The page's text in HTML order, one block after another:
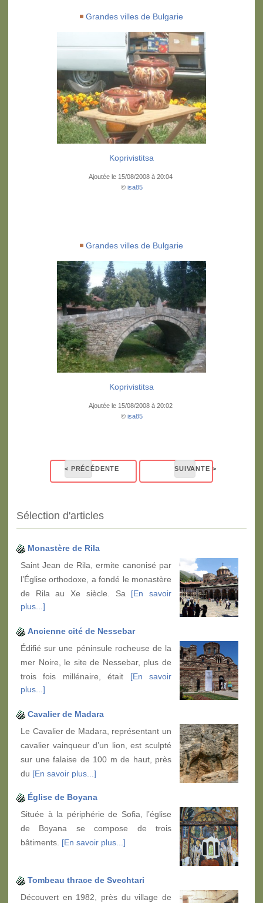
Grandes villes de Bulgarie
Koprivistitsa
Ajoutée le 15/08/2008 à 20:04
© isa85
Grandes villes de Bulgarie
Koprivistitsa
Ajoutée le 15/08/2008 à 20:02
© isa85
Sélection d'articles
Monastère de Rila
Saint Jean de Rila, ermite canonisé par
l’Église orthodoxe, a fondé le monastère
de Rila au Xe siècle. Sa [En savoir
plus...]
Ancienne cité de Nessebar
Édifié sur une péninsule rocheuse de la
mer Noire, le site de Nessebar, plus de
trois fois millénaire, était [En savoir
plus...]
Cavalier de Madara
Le Cavalier de Madara, représentant un
cavalier vainqueur d’un lion, est sculpté
sur une falaise de 100 m de haut, près
du [En savoir plus...]
Église de Boyana
Située à la périphérie de Sofia, l’église
de Boyana se compose de trois
bâtiments. [En savoir plus...]
Tombeau thrace de Svechtari
Découvert en 1982, près du village de